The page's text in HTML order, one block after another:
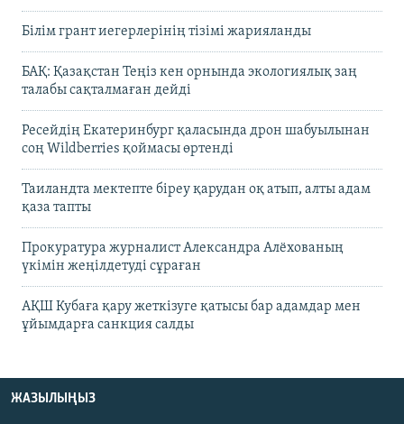
Білім грант иегерлерінің тізімі жарияланды
БАҚ: Қазақстан Теңіз кен орнында экологиялық заң
талабы сақталмаған дейді
Ресейдің Екатеринбург қаласында дрон шабуылынан
соң Wildberries қоймасы өртенді
Таиландта мектепте біреу қарудан оқ атып, алты адам
қаза тапты
Прокуратура журналист Александра Алёхованың
үкімін жеңілдетуді сұраған
АҚШ Кубаға қару жеткізуге қатысы бар адамдар мен
ұйымдарға санкция салды
ЖАЗЫЛЫҢЫЗ